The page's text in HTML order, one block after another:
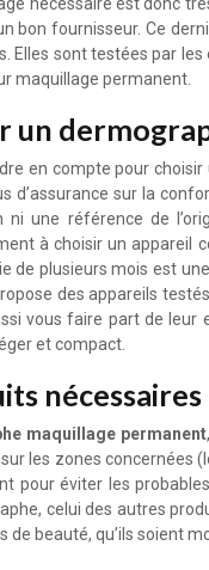
bon fournisseur. Ce
Elles sont testées par
maquillage permanent.
un
en compte pour choisir
d’assurance sur la
une référence de
à choisir un appareil
de plusieurs mois est
des appareils
vous faire part de leur
et compact.
maquillage permanent
les zones concernées
pour éviter les
celui des autres
de beauté, qu’ils soient